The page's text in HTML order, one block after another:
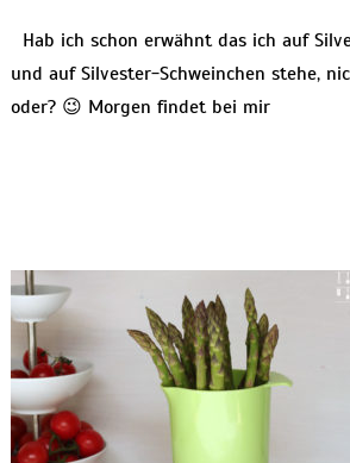
Hab ich schon erwähnt das ich auf
und auf Silvester-Schweinchen stehe,
oder? 😉 Morgen findet bei mir